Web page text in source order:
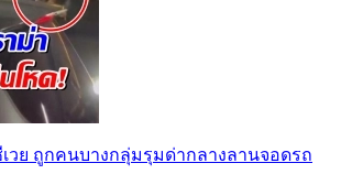
เวย ถูกคนบางกลุ่มรุมด่ากลางลานจอดรถ